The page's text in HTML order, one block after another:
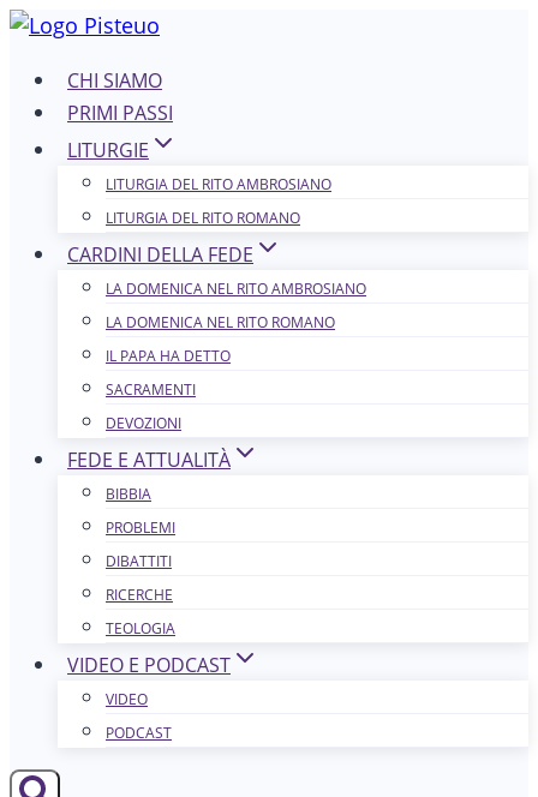
Salta
contenutoCHI SIAMO
PRIMI PASSI
LITURGIE
LITURGIA DEL RITO AMBROSIANO
LITURGIA DEL RITO ROMANO
CARDINI DELLA FEDE
LA DOMENICA NEL R​​​​​​ITO AMBROSIANO
LA DOMENICA NEL RITO ROMANO
IL PAPA HA DETTO
SACRAMENTI
DEVOZIONI
FEDE E ATTUALITÀ
BIBBIA
PROBLEMI
DIBATTITI
RICERCHE
TEOLOGIA
VIDEO E PODCAST
VIDEO
PODCAST